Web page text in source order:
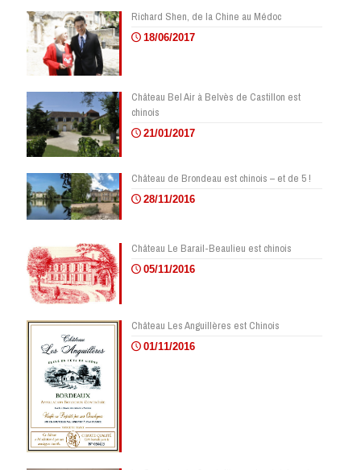
Richard Shen, de la Chine au Médoc
18/06/2017
Château Bel Air à Belvès de Castillon est
chinois
21/01/2017
Château de Brondeau est chinois – et de 5 !
28/11/2016
Château Le Barail-Beaulieu est chinois
05/11/2016
Château Les Anguillères est Chinois
01/11/2016